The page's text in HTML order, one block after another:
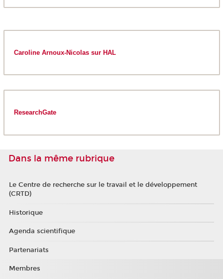
Caroline Arnoux-Nicolas sur HAL
ResearchGate
Dans la même rubrique
Le Centre de recherche sur le travail et le développement
(CRTD)
Historique
Agenda scientifique
Partenariats
Membres